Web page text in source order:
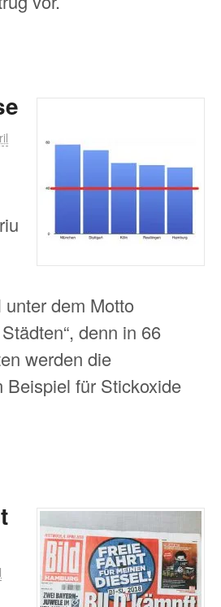
dem Motto
denn in 66
werden die
Beispiel für Stickoxide